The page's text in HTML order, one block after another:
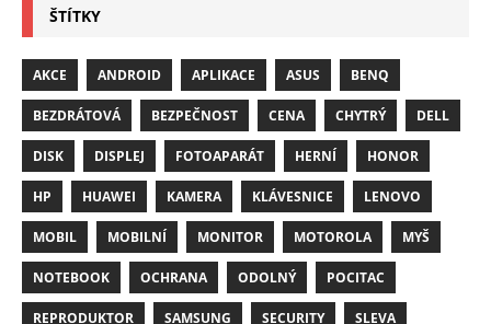
ŠTÍTKY
AKCE ANDROID APLIKACE ASUS BENQ
BEZDRÁTOVÁ BEZPEČNOST CENA CHYTRÝ DELL
DISK DISPLEJ FOTOAPARÁT HERNÍ HONOR
HP HUAWEI KAMERA KLÁVESNICE LENOVO
MOBIL MOBILNÍ MONITOR MOTOROLA MYŠ
NOTEBOOK OCHRANA ODOLNÝ POCITAC
REPRODUKTOR SAMSUNG SECURITY SLEVA